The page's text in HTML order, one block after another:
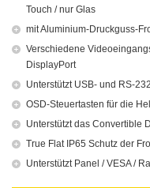
Touch / nur Glas
mit Aluminium-Druckguss-
Verschiedene
DisplayPort
Unterstützt USB- und RS-
OSD-Steuertasten für die
Unterstützt das Convertible
True Flat IP65 Schutz der
Unterstützt Panel / VESA /